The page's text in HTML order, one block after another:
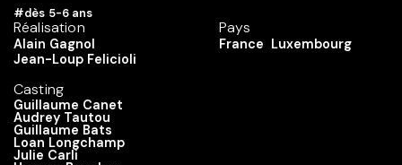
#dès 5-6 ans
Réalisation
Alain Gagnol
Jean-Loup Felicioli
Casting
Guillaume Canet
Audrey Tautou
Guillaume Bats
Loan Longchamp
Julie Carli
Pays
France Luxembourg